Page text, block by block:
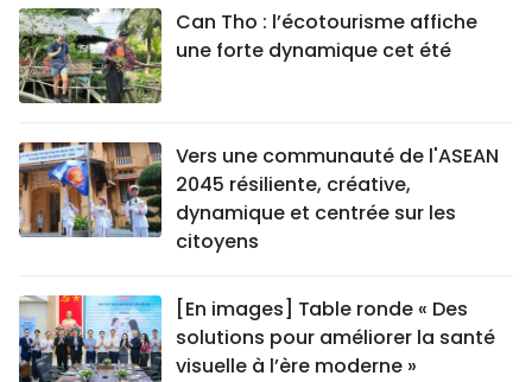
Can Tho : l’écotourisme affiche
une forte dynamique cet été
Vers une communauté de l'ASEAN
2045 résiliente, créative,
dynamique et centrée sur les
citoyens
[En images] Table ronde « Des
solutions pour améliorer la santé
visuelle à l’ère moderne »